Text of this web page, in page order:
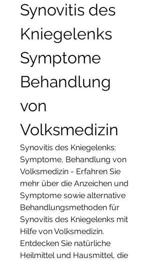
Synovitis des
Kniegelenks
Symptome
Behandlung
von
Volksmedizin
Synovitis des Kniegelenks:
Symptome, Behandlung von
Volksmedizin - Erfahren Sie
mehr über die Anzeichen und
Symptome sowie alternative
Behandlungsmethoden für
Synovitis des Kniegelenks mit
Hilfe von Volksmedizin.
Entdecken Sie natürliche
Heilmittel und Hausmittel, die